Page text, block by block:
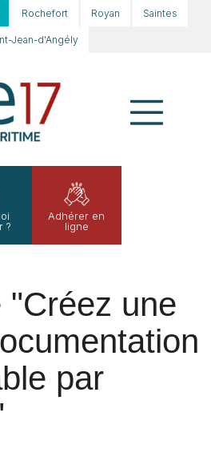
Rochefort Royan Saintes
Jean-d'Angély
?
Adhérer en
ligne
"Créez une
par